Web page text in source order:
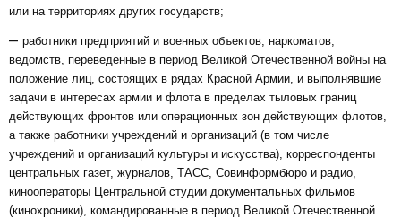
или на территориях других государств;
– работники предприятий и военных объектов, наркоматов,
ведомств, переведенные в период Великой Отечественной войны на
положение лиц, состоящих в рядах Красной Армии, и выполнявшие
задачи в интересах армии и флота в пределах тыловых границ
действующих фронтов или операционных зон действующих флотов,
а также работники учреждений и организаций (в том числе
учреждений и организаций культуры и искусства), корреспонденты
центральных газет, журналов, ТАСС, Совинформбюро и радио,
кинооператоры Центральной студии документальных фильмов
(кинохроники), командированные в период Великой Отечественной